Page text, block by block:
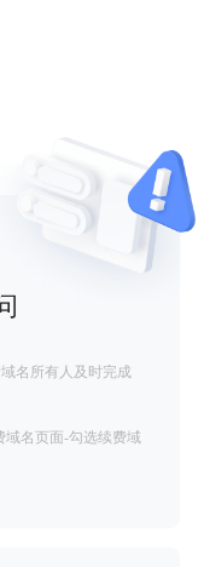
名所有人及时完成
名页面-勾选续费域